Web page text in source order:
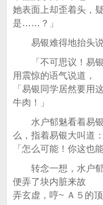
她表面上却歪着头，
是……？」
易银难得地抬头说
「不可思议！易银
用震惊的语气说道，
「易银同学居然要用
牛肉！」
水户郁魅看着易银
么，指着易银大叫道：
「怎么可能！你这也
转念一想，水户郁
便弄了块内脏来故
弄玄虚，哼~ Ａ５的